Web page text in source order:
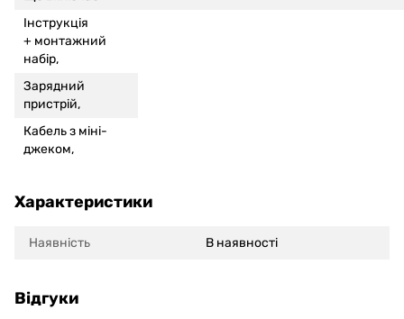
Інструкція
+ монтажний
набір,
Зарядний
пристрій,
Кабель з міні-
джеком,
Характеристики
Наявність В наявності
Відгуки